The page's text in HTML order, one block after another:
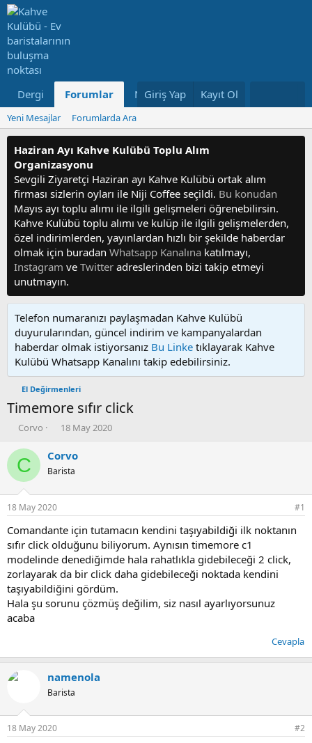
Dergi Forumlar Neler Yeni Kullanıcılar
Giriş Yap Kayıt Ol
Yeni Mesajlar Forumlarda Ara
Haziran Ayı Kahve Kulübü Toplu Alım
Organizasyonu
Sevgili Ziyaretçi Haziran ayı Kahve Kulübü ortak alım
firması sizlerin oyları ile Niji Coffee seçildi. Bu konudan
Mayıs ayı toplu alımı ile ilgili gelişmeleri öğrenebilirsin.
Kahve Kulübü toplu alımı ve kulüp ile ilgili gelişmelerden,
özel indirimlerden, yayınlardan hızlı bir şekilde haberdar
olmak için buradan Whatsapp Kanalına katılmayı,
Instagram ve Twitter adreslerinden bizi takip etmeyi
unutmayın.
Telefon numaranızı paylaşmadan Kahve Kulübü
duyurularından, güncel indirim ve kampanyalardan
haberdar olmak istiyorsanız Bu Linke tıklayarak Kahve
Kulübü Whatsapp Kanalını takip edebilirsiniz.
El Değirmenleri
Timemore sıfır click
K
n
u
u
b
a
ş
l
a
t
a
n
Corvo
B
ş
a
ı
ç
a
r
i
h
i
18 May 2020
C Corvo
Barista
18 May 2020 #1
Comandante için tutamacın kendini taşıyabildiği ilk noktanın
sıfır click olduğunu biliyorum. Aynısın timemore c1
modelinde denediğimde hala rahatlıkla gidebileceği 2 click,
zorlayarak da bir click daha gidebileceği noktada kendini
taşıyabildiğini gördüm.
Hala şu sorunu çözmüş değilim, siz nasıl ayarlıyorsunuz
acaba
Cevapla
namenola
Barista
18 May 2020 #2